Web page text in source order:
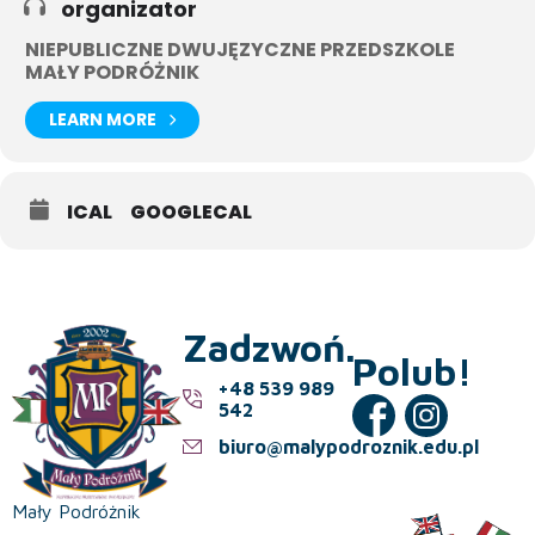
organizator
NIEPUBLICZNE DWUJĘZYCZNE PRZEDSZKOLE
MAŁY PODRÓŻNIK
LEARN MORE
ICAL GOOGLECAL
Mały Podróżnik
Zadzwoń.
+48 539 989
542
biuro@malypodroznik.edu.pl
Polub!